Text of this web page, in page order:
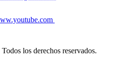
los derechos reservados.